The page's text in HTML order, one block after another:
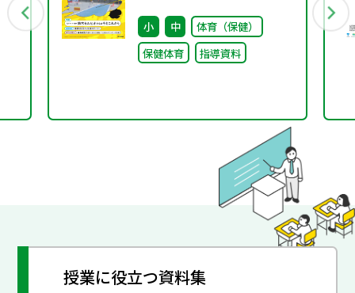
保健と体育の情報誌」
vol.7
小 中
体育（保健）
保健体育
指導資料
授業に役立つ資料集